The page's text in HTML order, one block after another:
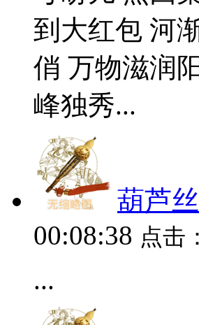
到大红包 河
俏 万物滋润
峰独秀...
葫芦
00:08:38 点击：
...